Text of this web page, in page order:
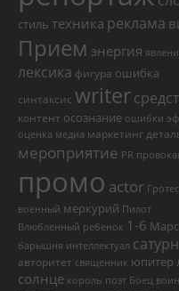
стиль техника реклама
Прием энергия
лексика фигура ошибка
синтаксис writer
контент осознание ошибки
оценка медиа маркетинг
мероприятие PR
промо actor
военный меркурий Пилот
Влюбленный ребенок 1-6 Марс
барышня интеллектуал сатурн
авторитет священник юпитер
солнце король поэт Боец воин